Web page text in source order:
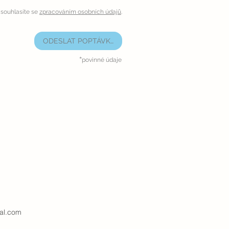
se zpracováním osobních údajů.
ODESLAT POPTÁVKU
*povinné údaje